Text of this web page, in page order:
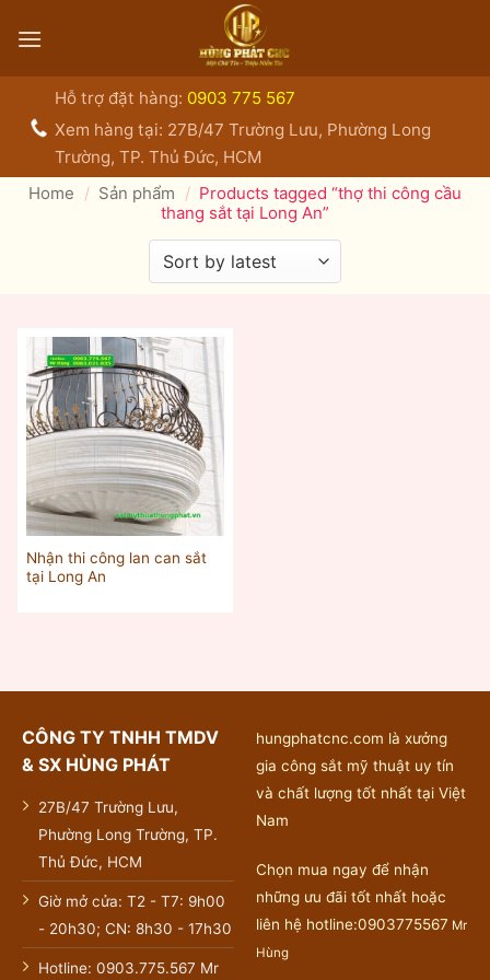
qua
Hỗ trợ đặt hàng: 0903 775 567
Xem hàng tại: 27B/47 Trường Lưu, Phường Long
Trường, TP. Thủ Đức, HCM
Home / Sản phẩm / Products tagged “thợ thi công cầu
thang sắt tại Long An”
Nhận thi công lan can sắt
tại Long An
CÔNG TY TNHH TMDV
& SX HÙNG PHÁT
27B/47 Trường Lưu,
Phường Long Trường, TP.
Thủ Đức, HCM
Giờ mở cửa: T2 - T7: 9h00
- 20h30; CN: 8h30 - 17h30
Hotline: 0903.775.567 Mr
hungphatcnc.com là xưởng
gia công sắt mỹ thuật uy tín
và chất lượng tốt nhất tại Việt
Nam
Chọn mua ngay để nhận
những ưu đãi tốt nhất hoặc
liên hệ hotline:0903775567 Mr
Hùng